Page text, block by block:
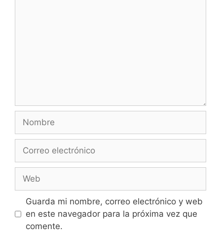
Guarda mi nombre, correo electrónico y web
en este navegador para la próxima vez que
comente.